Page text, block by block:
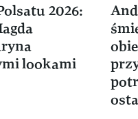
2026:
lookami